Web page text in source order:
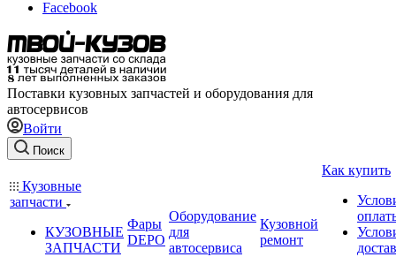
Facebook
Поставки кузовных запчастей и оборудования для
автосервисов
Войти
Поиск
Кузовные
запчасти
КУЗОВНЫЕ
ЗАПЧАСТИ
Фары
DEPO
Оборудование
для
автосервиса
Кузовной
ремонт
Как купить